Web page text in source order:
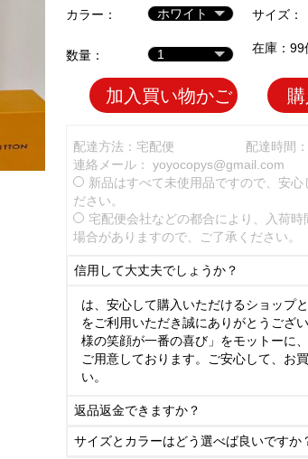
カラー：
サイズ：
数量： 在庫：99
加入買い物かご
配達方法：宅配便
配達時間
連絡メール： yoyocopys@gmail.com
新品はすべて未使用品ですので、安心
ださい。
宅配便会社などの都合により、入荷時
場合がありますので、ご了承ください。
信用して大丈夫でしょうか？
は、安心して購入いただけるショップ
をご利用いただき誠にありがとうござ
様の笑顔が一番の喜び」をモットーに
ご用意しております。ご安心して、お
い。
返品返金できますか？
サイズとカラーはどう選べば良いですか